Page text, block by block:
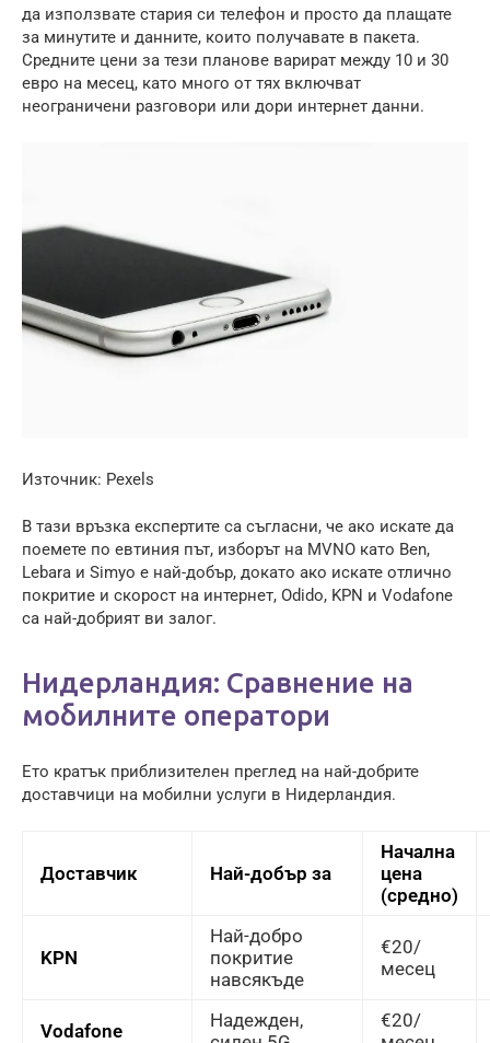
да използвате стария си телефон и просто да плащате
за минутите и данните, които получавате в пакета.
Средните цени за тези планове варират между 10 и 30
евро на месец, като много от тях включват
неограничени разговори или дори интернет данни.
Източник: Pexels
В тази връзка експертите са съгласни, че ако искате да
поемете по евтиния път, изборът на MVNO като Ben,
Lebara и Simyo е най-добър, докато ако искате отлично
покритие и скорост на интернет, Odido, KPN и Vodafone
са най-добрият ви залог.
Нидерландия: Сравнение на
мобилните оператори
Ето кратък приблизителен преглед на най-добрите
доставчици на мобилни услуги в Нидерландия.
Доставчик Най-добър за
Начална
цена
(средно)
KPN
Най-добро
покритие
навсякъде
€20/
месец
Vodafone
Надежден,
€20/